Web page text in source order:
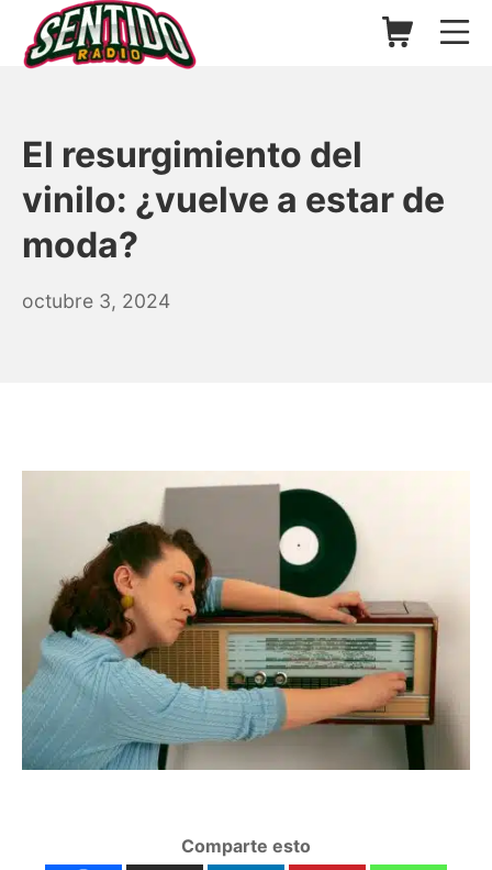
Saltar
contenido
Carrito de
El resurgimiento del
vinilo: ¿vuelve a estar de
moda?
octubre 3, 2024agosto
Comparte esto